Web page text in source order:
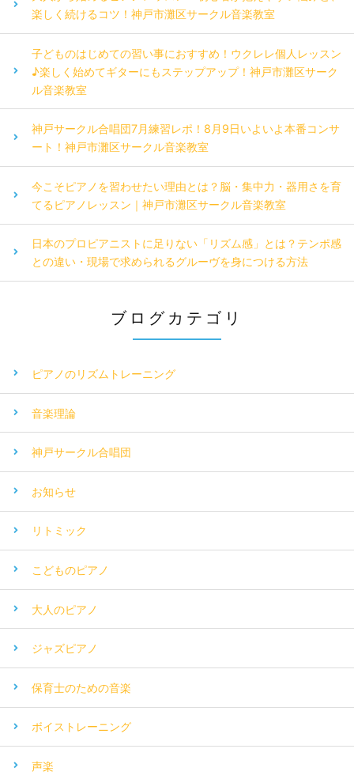
楽しく続けるコツ！神戸市灘区サークル音楽教室
子どものはじめての習い事におすすめ！ウクレレ個人レッスン
♪楽しく始めてギターにもステップアップ！神戸市灘区サーク
ル音楽教室
神戸サークル合唱団7月練習レポ！8月9日いよいよ本番コンサ
ート！神戸市灘区サークル音楽教室
今こそピアノを習わせたい理由とは？脳・集中力・器用さを育
てるピアノレッスン｜神戸市灘区サークル音楽教室
日本のプロピアニストに足りない「リズム感」とは？テンポ感
との違い・現場で求められるグルーヴを身につける方法
ブログカテゴリ
ピアノのリズムトレーニング
音楽理論
神戸サークル合唱団
お知らせ
リトミック
こどものピアノ
大人のピアノ
ジャズピアノ
保育士のための音楽
ボイストレーニング
声楽